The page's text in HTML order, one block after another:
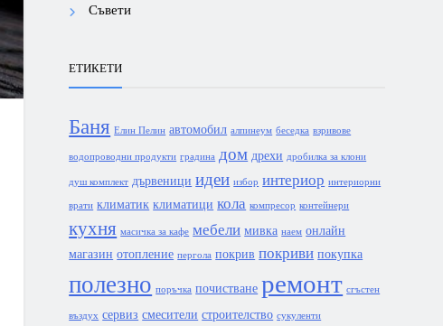
Съвети
ЕТИКЕТИ
Баня Елин Пелин автомобил алпинеум беседка взривове
водопроводни продукти градина дом дрехи дробилка за клони
душ комплект дървеници идеи избор интериор интериорни
врати климатик климатици кола компресор контейнери
кухня масичка за кафе мебели мивка наем онлайн
магазин отопление пергола покрив покриви покупка
полезно поръчка почистване ремонт сгъстен
въздух сервиз смесители строителство сукуленти